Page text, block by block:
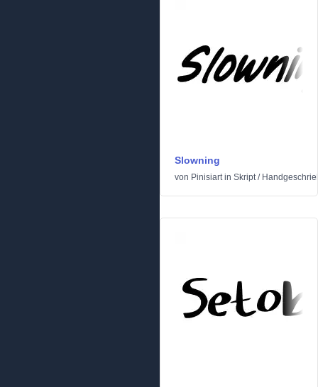
Slowning
von Pinisiartin Skript/